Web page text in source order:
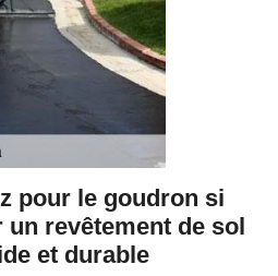
pour le goudron si
revêtement de sol
et durable